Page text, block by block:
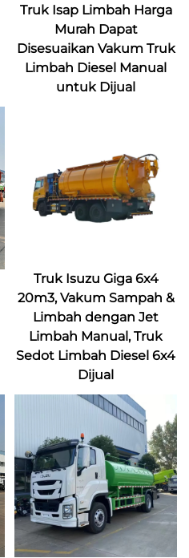
Truk Isap Limbah Harga
Murah Dapat
Disesuaikan Vakum Truk
Limbah Diesel Manual
untuk Dijual
Truk Isuzu Giga 6x4
20m3, Vakum Sampah &
Limbah dengan Jet
Limbah Manual, Truk
Sedot Limbah Diesel 6x4
Dijual